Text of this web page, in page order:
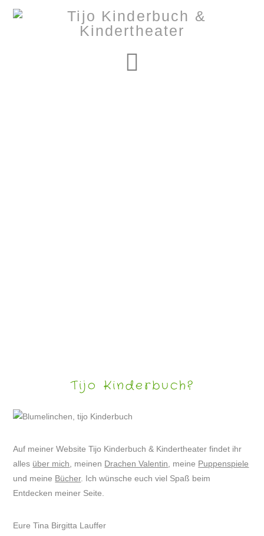
Tijo Kinderbuch?
Auf meiner Website Tijo Kinderbuch & Kindertheater findet ihr
alles über mich , meinen Drachen Valentin , meine Puppenspiele
und meine Bücher. Ich wünsche euch viel Spaß beim
Entdecken meiner Seite.
Eure Tina Birgitta Lauffer